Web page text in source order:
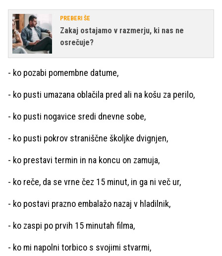
PREBERI ŠE
Zakaj ostajamo v razmerju, ki nas ne
osrečuje?
- ko pozabi pomembne datume,
- ko pusti umazana oblačila pred ali na košu za perilo,
- ko pusti nogavice sredi dnevne sobe,
- ko pusti pokrov straniščne školjke dvignjen,
- ko prestavi termin in na koncu on zamuja,
- ko reče, da se vrne čez 15 minut, in ga ni več ur,
- ko postavi prazno embalažo nazaj v hladilnik,
- ko zaspi po prvih 15 minutah filma,
- ko mi napolni torbico s svojimi stvarmi,